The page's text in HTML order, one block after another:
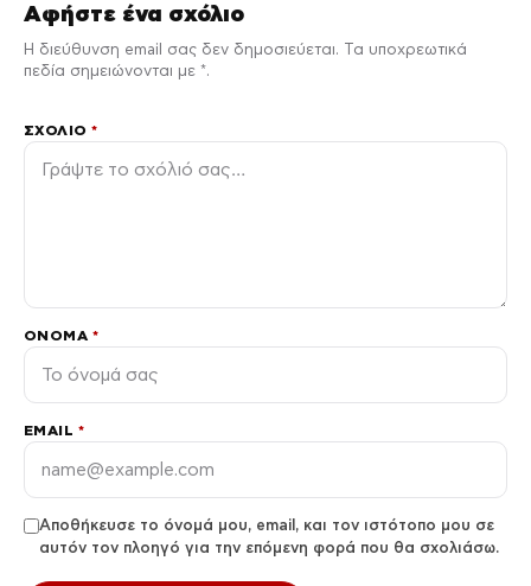
Αφήστε ένα σχόλιο
Η διεύθυνση email σας δεν δημοσιεύεται. Τα υποχρεωτικά
πεδία σημειώνονται με *.
ΣΧΌΛΙΟ*
ΌΝΟΜΑ *
EMAIL *
Αποθήκευσε το όνομά μου, email, και τον ιστότοπο μου σε
αυτόν τον πλοηγό για την επόμενη φορά που θα σχολιάσω.